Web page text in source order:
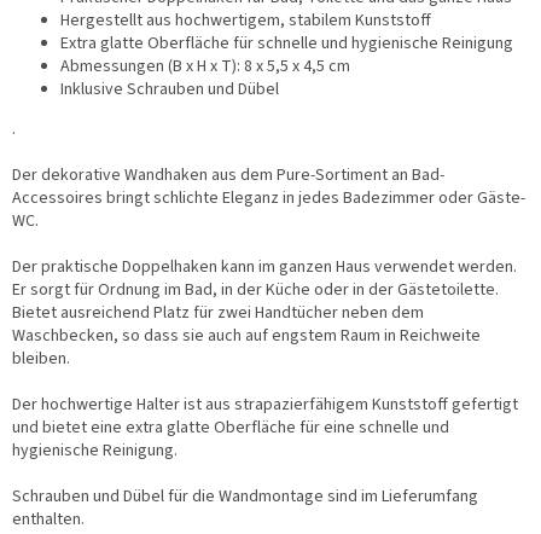
Hergestellt aus hochwertigem, stabilem Kunststoff
Extra glatte Oberfläche für schnelle und hygienische Reinigung
Abmessungen (B x H x T): 8 x 5,5 x 4,5 cm
Inklusive Schrauben und Dübel
.
Der dekorative Wandhaken aus dem Pure-Sortiment an Bad-
Accessoires bringt schlichte Eleganz in jedes Badezimmer oder Gäste-
WC.
Der praktische Doppelhaken kann im ganzen Haus verwendet werden.
Er sorgt für Ordnung im Bad, in der Küche oder in der Gästetoilette.
Bietet ausreichend Platz für zwei Handtücher neben dem
Waschbecken, so dass sie auch auf engstem Raum in Reichweite
bleiben.
Der hochwertige Halter ist aus strapazierfähigem Kunststoff gefertigt
und bietet eine extra glatte Oberfläche für eine schnelle und
hygienische Reinigung.
Schrauben und Dübel für die Wandmontage sind im Lieferumfang
enthalten.